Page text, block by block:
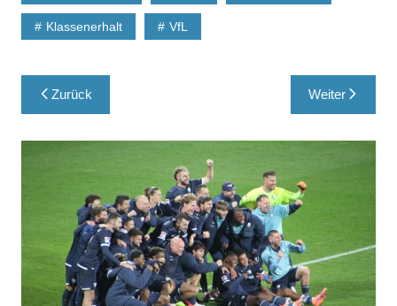
Klassenerhalt VfL
Beitragsnavigation
Zurück Weiter